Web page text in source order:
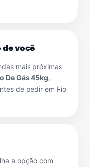
de você
mais próximas
De Gás 45kg,
de pedir em Rio
a opção com